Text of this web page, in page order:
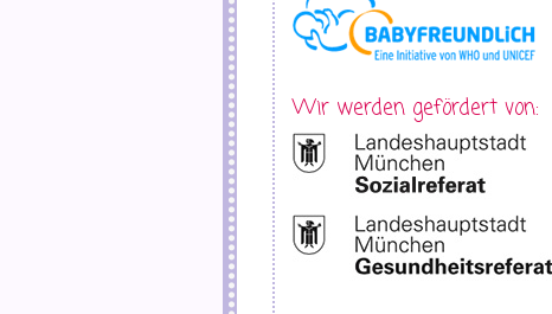
Wir werden gefördert von: